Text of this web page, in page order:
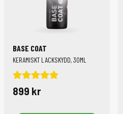
BASE COAT
KERAMISKT LACKSKYDD, 30ML
899 kr